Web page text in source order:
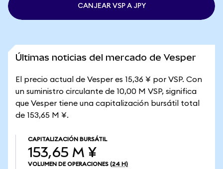
CANJEAR VSP A JPY
Últimas noticias del mercado de Vesper
El precio actual de Vesper es 15,36 ¥ por VSP. Con
un suministro circulante de 10,00 M VSP, significa
que Vesper tiene una capitalización bursátil total
de 153,65 M ¥.
CAPITALIZACIÓN BURSÁTIL
153,65 M ¥
VOLUMEN DE OPERACIONES (24 H)